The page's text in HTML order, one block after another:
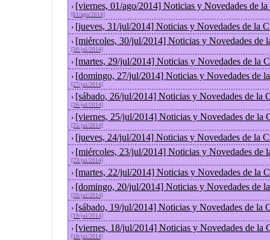
› [viernes, 01/ago/2014] Noticias y Novedades de
[01/ago/2014]
› [jueves, 31/jul/2014] Noticias y Novedades de la
› [miércoles, 30/jul/2014] Noticias y Novedades de
[30/jul/2014]
› [martes, 29/jul/2014] Noticias y Novedades de la
› [domingo, 27/jul/2014] Noticias y Novedades de
[27/jul/2014]
› [sábado, 26/jul/2014] Noticias y Novedades de la
[26/jul/2014]
› [viernes, 25/jul/2014] Noticias y Novedades de la
[25/jul/2014]
› [jueves, 24/jul/2014] Noticias y Novedades de la
› [miércoles, 23/jul/2014] Noticias y Novedades de
[23/jul/2014]
› [martes, 22/jul/2014] Noticias y Novedades de la
› [domingo, 20/jul/2014] Noticias y Novedades de
[20/jul/2014]
› [sábado, 19/jul/2014] Noticias y Novedades de la
[19/jul/2014]
› [viernes, 18/jul/2014] Noticias y Novedades de la
[18/jul/2014]